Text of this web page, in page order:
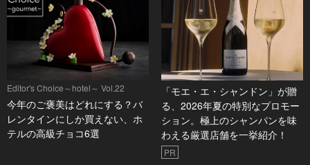
Editor's Choice～hotel～ Vol.22
今年のご褒美はどれにする？バ
レンタインにしか買えない、ホ
テルの高級チョコ6選
「モエ・エ・シャンドン」が贈
る、2026年夏の特別なプロモー
ション。極上のシャンパンを味
わえる厳選店舗を一挙紹介！
PR